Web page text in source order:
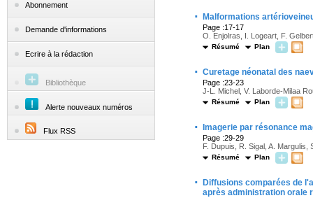
Abonnement
Demande d'informations
Ecrire à la rédaction
Bibliothèque
Alerte nouveaux numéros
Flux RSS
· Malformations
Page :17-17
O. Enjolras, I. Logeart, F.
Résumé Plan
· Curetage néonatal des
Page :23-23
J-L. Michel, V. Laborde-Milaa
Résumé Plan
· Imagerie par résonance
Page :29-29
F. Dupuis, R. Sigal, A. Margulis,
Résumé Plan
·
Diffusions comparées de
après administration orale